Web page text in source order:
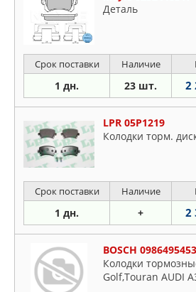
Деталь
Срок поставки Наличие
1 дн. 23 шт. 2
LPR 05P1219
Колодки торм.
Срок поставки Наличие
1 дн. + 2
BOSCH 0986495453
Колодки
Golf,Touran AUDI